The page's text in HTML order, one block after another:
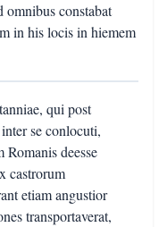
omnibus constabat
in his locis in hiemem
qui post
se conlocuti,
Romanis deesse
castrorum
etiam angustior
transportaverat,